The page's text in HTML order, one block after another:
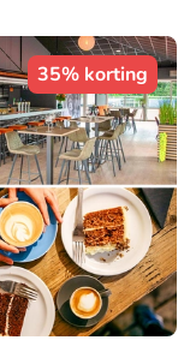
35% korting